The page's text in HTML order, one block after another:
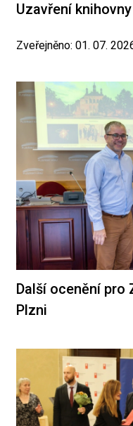
Uzavření
Zveřejněno: 01. 07.
Další ocenění pro
Plzni